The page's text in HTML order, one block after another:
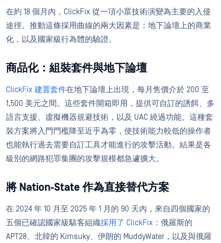
在約 18 個月內，ClickFix 從一項小眾技術演變為主要的入侵
途徑。推動這條採用曲線的兩大因素是：地下論壇上的商業
化，以及國家級行為體的驗證。
商品化：組裝套件與地下論壇
ClickFix 建置套件在地下論壇上出現，每月售價介於 200 至
1,500 美元之間。這些套件開箱即用，提供可自訂的誘餌、多
語言支援、虛擬機器規避技術，以及 UAC 繞過功能。這種套
裝方案將入門門檻降至近乎為零，使技術能力較低的操作者
也能執行過去需要自訂工具才能進行的攻擊活動。結果是各
級別的網路犯罪集團的攻擊規模都急遽擴大。
將 Nation-State 作為直接替代方案
在 2024 年 10 月至 2025 年 1 月的 90 天內，來自四個國家的
五個已確認國家級駭客組織採用了 ClickFix ：俄羅斯的
APT28、北韓的 Kimsuky、伊朗的 MuddyWater，以及與俄羅